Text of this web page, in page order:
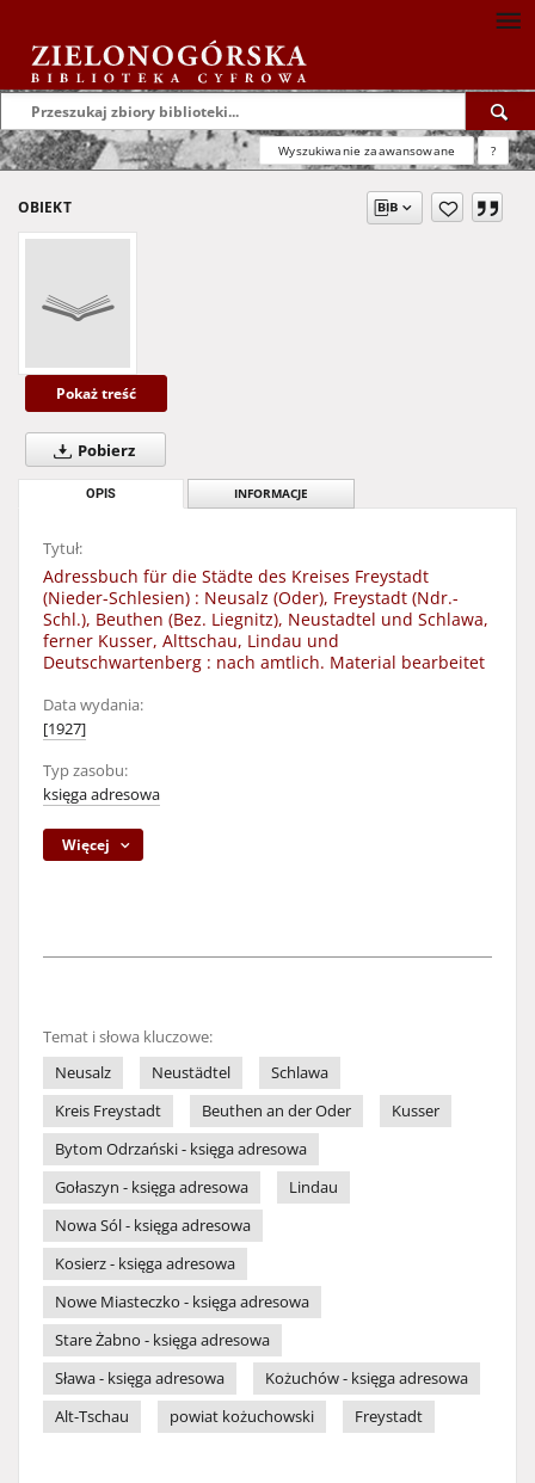
Wyszukiwanie zaawansowane ?
OBIEKT
Pokaż treść
Pobierz
OPIS INFORMACJE
Tytuł:
Adressbuch für die Städte des Kreises Freystadt
(Nieder-Schlesien) : Neusalz (Oder), Freystadt (Ndr.-
Schl.), Beuthen (Bez. Liegnitz), Neustadtel und Schlawa,
ferner Kusser, Alttschau, Lindau und
Deutschwartenberg : nach amtlich. Material bearbeitet
Data wydania:
[1927]
Typ zasobu:
księga adresowa
Więcej
Temat i słowa kluczowe:
Neusalz
Neustädtel
Schlawa
Kreis Freystadt
Beuthen an der Oder
Kusser
Bytom Odrzański - księga adresowa
Gołaszyn - księga adresowa
Lindau
Nowa Sól - księga adresowa
Kosierz - księga adresowa
Nowe Miasteczko - księga adresowa
Stare Żabno - księga adresowa
Sława - księga adresowa
Kożuchów - księga adresowa
Alt-Tschau
powiat kożuchowski Freystadt